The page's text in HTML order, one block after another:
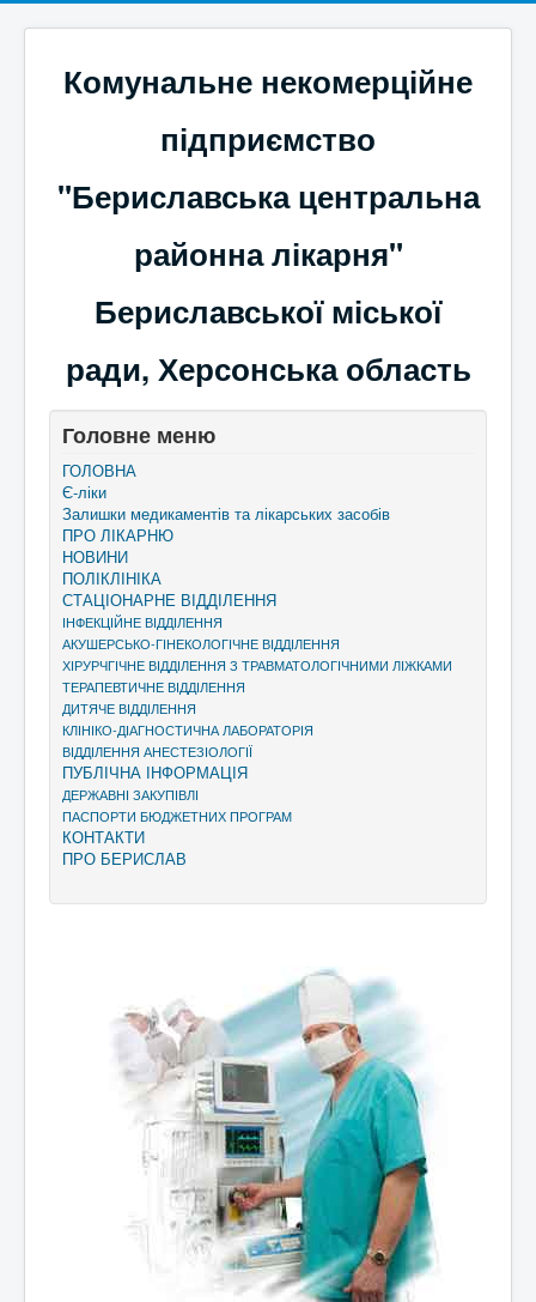
Комунальне некомерційне
підприємство
"Бериславська центральна
районна лікарня"
Бериславської міської
ради, Херсонська область
Головне меню
ГОЛОВНА
Є-ліки
Залишки медикаментів та лікарських засобів
ПРО ЛІКАРНЮ
НОВИНИ
ПОЛІКЛІНІКА
СТАЦІОНАРНЕ ВІДДІЛЕННЯ
ІНФЕКЦІЙНЕ ВІДДІЛЕННЯ
АКУШЕРСЬКО-ГІНЕКОЛОГІЧНЕ ВІДДІЛЕННЯ
ХІРУРЧГІЧНЕ ВІДДІЛЕННЯ З ТРАВМАТОЛОГІЧНИМИ ЛІЖКАМИ
ТЕРАПЕВТИЧНЕ ВІДДІЛЕННЯ
ДИТЯЧЕ ВІДДІЛЕННЯ
КЛІНІКО-ДІАГНОСТИЧНА ЛАБОРАТОРІЯ
ВІДДІЛЕННЯ АНЕСТЕЗІОЛОГІЇ
ПУБЛІЧНА ІНФОРМАЦІЯ
ДЕРЖАВНІ ЗАКУПІВЛІ
ПАСПОРТИ БЮДЖЕТНИХ ПРОГРАМ
КОНТАКТИ
ПРО БЕРИСЛАВ